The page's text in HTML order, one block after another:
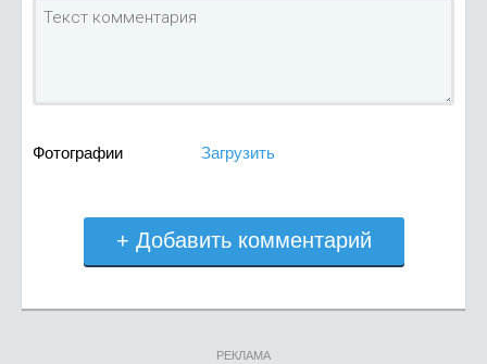
Фотографии Загрузить
+ Добавить комментарий
РЕКЛАМА